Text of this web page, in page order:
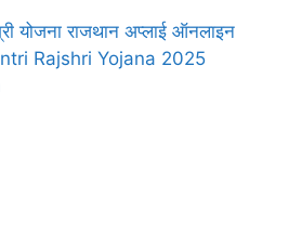
योजना राजथान अप्लाई ऑनलाइन
Rajshri Yojana 2025